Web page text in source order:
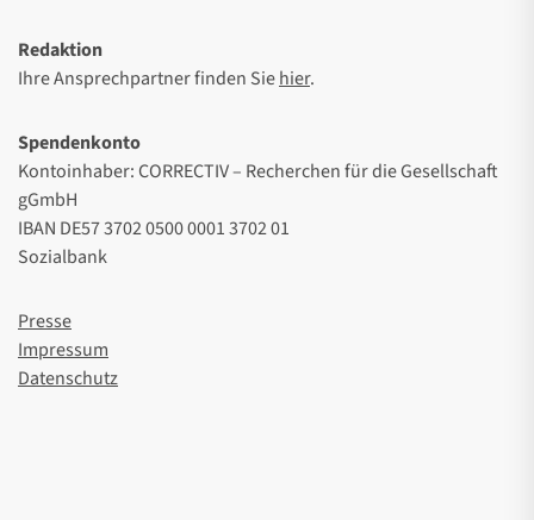
Redaktion
Ihre Ansprechpartner finden Siehier.
Spendenkonto
Kontoinhaber: CORRECTIV – Recherchen für die Gesellschaft
gGmbH
IBAN DE57 3702 0500 0001 3702 01
Sozialbank
Presse
Impressum
Datenschutz